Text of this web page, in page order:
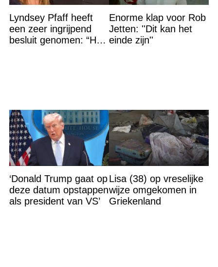
Lyndsey Pfaff heeft
een zeer ingrijpend
besluit genomen: “Het
Enorme klap voor Rob
Jetten: ''Dit kan het
einde zijn''
‘Donald Trump gaat op
deze datum opstappen
als president van VS’
Lisa (38) op vreselijke
wijze omgekomen in
Griekenland